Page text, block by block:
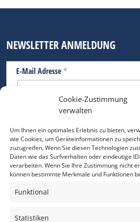
Cookie-Zustimmung
verwalten
Um Ihnen ein optimales Erlebnis zu bieten,
wie Cookies, um Geräteinformationen zu
zuzugreifen. Wenn Sie diesen Technologien
Daten wie das Surfverhalten oder eindeutige
verarbeiten. Wenn Sie Ihre Zustimmung nicht
können bestimmte Merkmale und Funktionen
Funktional
Statistiken
NEWSLETTER ANMELDUNG
E-Mail Adresse *
Bitte geben Sie Ihre E-Mail Adresse ein.